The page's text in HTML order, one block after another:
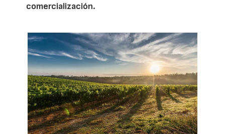
comercialización.